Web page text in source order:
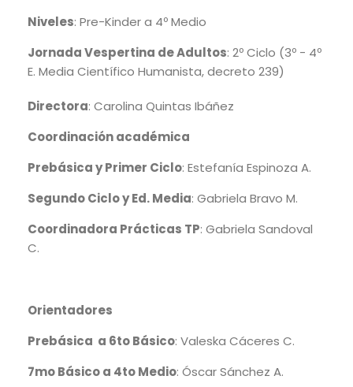
Niveles: Pre-Kinder a 4º Medio
Jornada Vespertina de Adultos: 2º Ciclo (3º - 4º
E. Media Científico Humanista, decreto 239)
Directora: Carolina Quintas Ibáñez
Coordinación académica
Prebásica y Primer Ciclo: Estefanía Espinoza A.
Segundo Ciclo y Ed. Media: Gabriela Bravo M.
Coordinadora Prácticas TP: Gabriela Sandoval
C.
Orientadores
Prebásica a 6to Básico: Valeska Cáceres C.
7mo Básico a 4to Medio: Óscar Sánchez A.